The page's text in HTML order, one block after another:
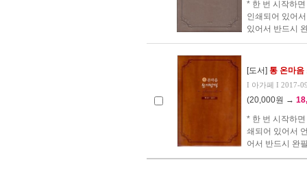
* 한 번 시작하
인쇄되어 있어
있어서 반드시
[도서] 통 온마음
I 아가페 I 2017-
(20,000원 →
* 한 번 시작하
쇄되어 있어서
어서 반드시 완